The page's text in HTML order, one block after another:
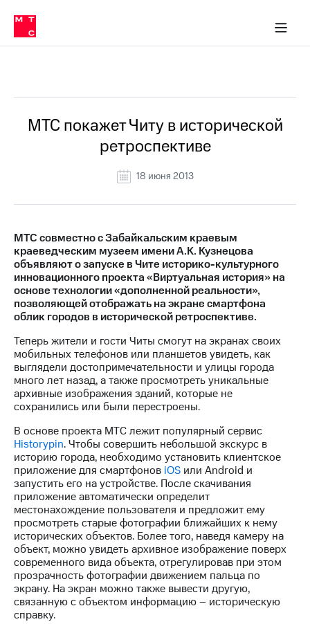
Медиа-центр
и акционерам
Устойчивое развитие
Комплаенс и деловая этика
компании
Карьера
История
компании
Руководство
Контакты
Медиа-центр
Пресс-
релизы
о технологиях
Достижения
Интервью
Финансовая
отчетность
Контакты
Пригласить
спикера
и акционерам
Корпоративное
управление
Корпоративный
секретарь
Раскрытие
в МТС
Пресс-
релизы
о технологиях
МТС покажет Читу в исторической
ретроспективе
18 июня 2013
МТС совместно с Забайкальским краевым
краеведческим музеем имени А.К. Кузнецова
объявляют о запуске в Чите историко-культурного
инновационного проекта «Виртуальная история» на
основе технологии «дополненной реальности»,
позволяющей отображать на экране смартфона
облик городов в исторической ретроспективе.
Теперь жители и гости Читы смогут на экранах своих
мобильных телефонов или планшетов увидеть, как
выглядели достопримечательности и улицы города
много лет назад, а также просмотреть уникальные
архивные изображения зданий, которые не
сохранились или были перестроены.
В основе проекта МТС лежит популярный сервис
Historypin. Чтобы совершить небольшой экскурс в
историю города, необходимо установить клиентское
приложение для смартфонов iOS или Android и
запустить его на устройстве. После скачивания
приложение автоматически определит
местонахождение пользователя и предложит ему
просмотреть старые фотографии ближайших к нему
исторических объектов. Более того, наведя камеру на
объект, можно увидеть архивное изображение поверх
современного вида объекта, отрегулировав при этом
прозрачность фотографии движением пальца по
экрану. На экран можно также вывести другую,
связанную с объектом информацию – историческую
справку.